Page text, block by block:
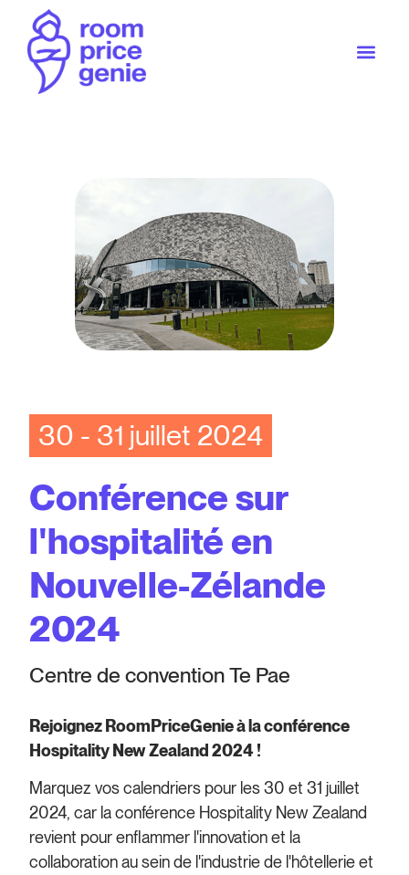
30 - 31 juillet 2024
Conférence sur
l'hospitalité en
Nouvelle-Zélande
2024
Centre de convention Te Pae
Rejoignez RoomPriceGenie à la conférence
Hospitality New Zealand 2024 !
Marquez vos calendriers pour les 30 et 31 juillet
2024, car la conférence Hospitality New Zealand
revient pour enflammer l'innovation et la
collaboration au sein de l'industrie de l'hôtellerie et